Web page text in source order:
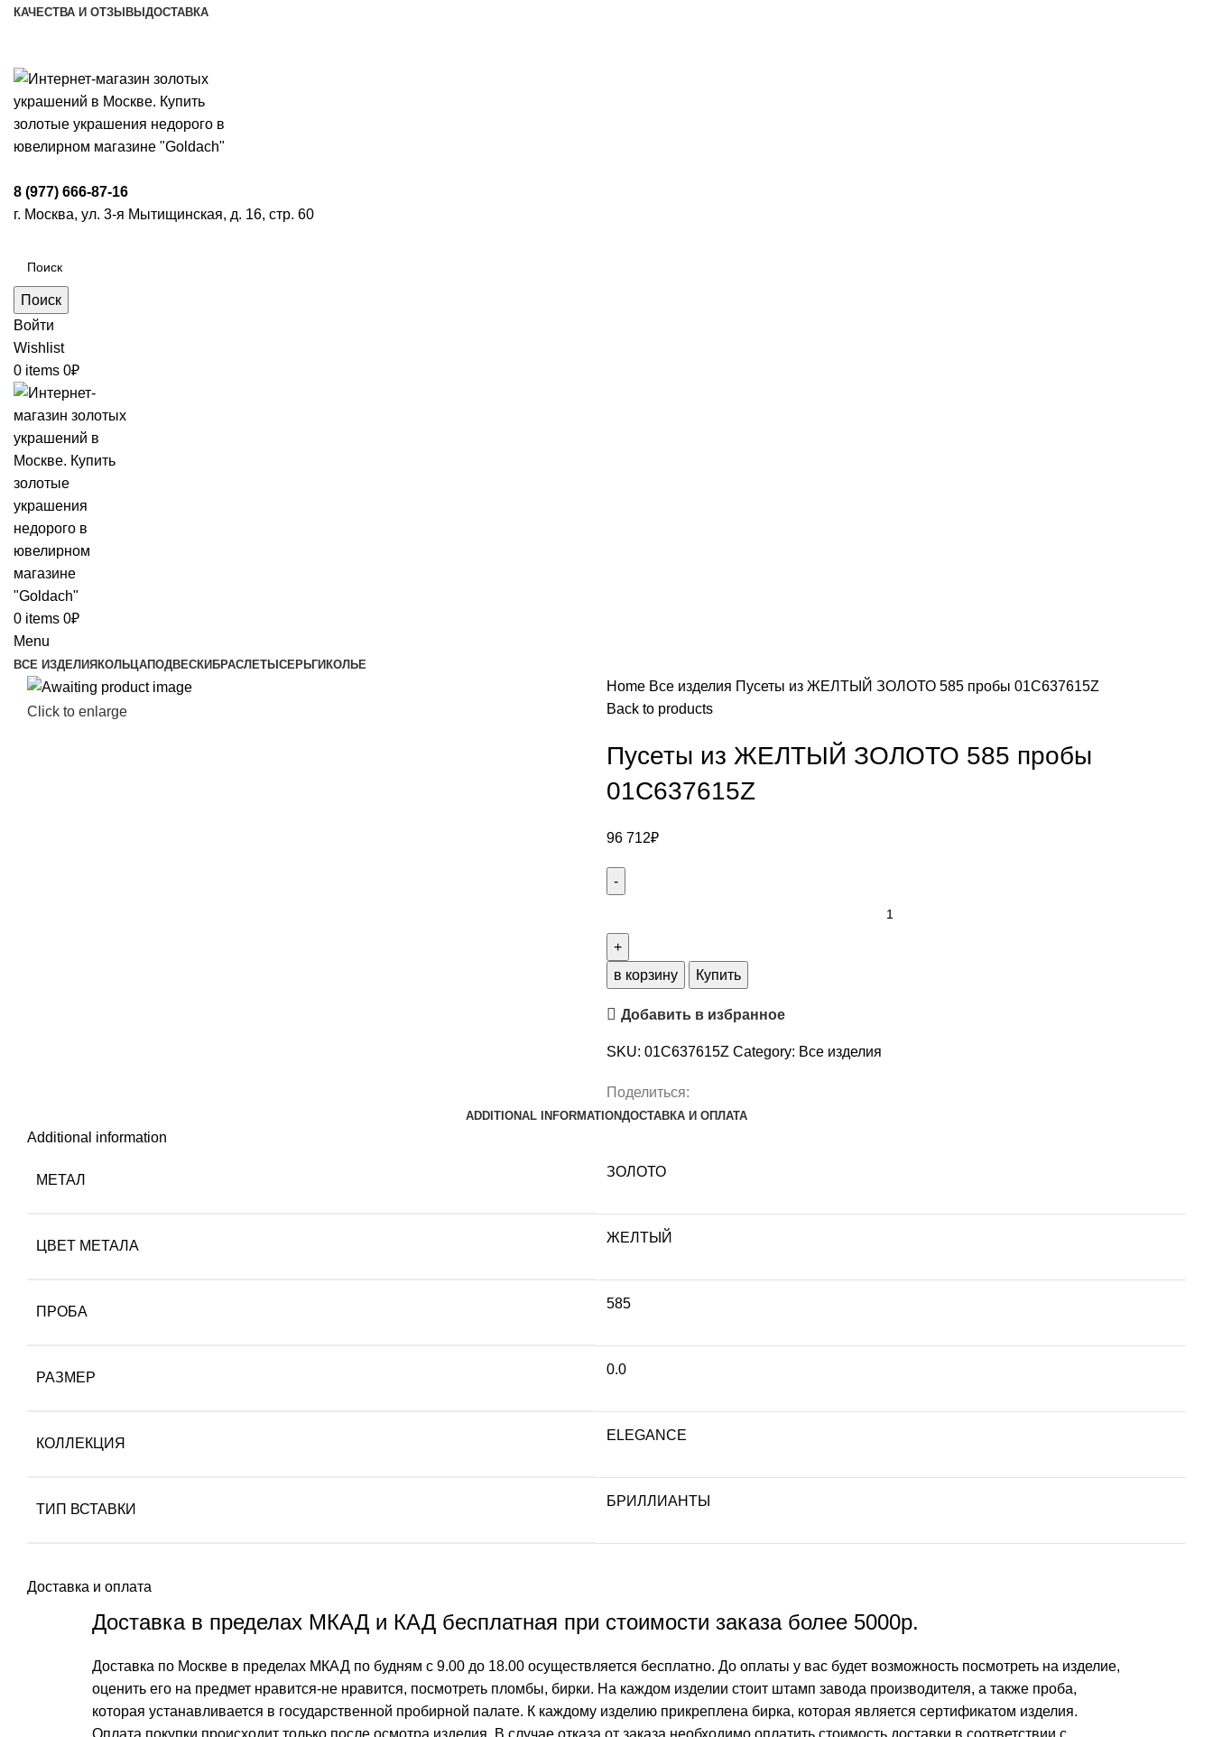
КАЧЕСТВА И ОТЗЫВЫ ДОСТАВКА
8 (977) 666-87-16
г. Москва, ул. 3-я Мытищинская, д. 16, стр. 60
Поиск
Войти
Wishlist
0 items 0₽
0 items 0₽
Menu
ВСЕ ИЗДЕЛИЯ КОЛЬЦАПОДВЕСКИ БРАСЛЕТЫ СЕРЬГИ КОЛЬЕ
Click to enlarge
Home Все изделия Пусеты из ЖЕЛТЫЙ ЗОЛОТО 585 пробы 01С637615Z
Back to products
Пусеты из ЖЕЛТЫЙ ЗОЛОТО 585 пробы
01С637615Z
96 712₽
в корзину Купить
Добавить в избранное
SKU: 01С637615Z Category: Все изделия
Поделиться:
ADDITIONAL INFORMATIONДОСТАВКА И ОПЛАТА
Additional information
МЕТАЛ
ЗОЛОТО
ЦВЕТ МЕТАЛА
ЖЕЛТЫЙ
ПРОБА
585
РАЗМЕР
0.0
КОЛЛЕКЦИЯ
ELEGANCE
ТИП ВСТАВКИ
БРИЛЛИАНТЫ
Доставка и оплата
Доставка в пределах МКАД и КАД бесплатная при стоимости заказа более 5000р.
Доставка по Москве в пределах МКАД по будням с 9.00 до 18.00 осуществляется бесплатно. До оплаты у вас будет возможность посмотреть на изделие,
оценить его на предмет нравится-не нравится, посмотреть пломбы, бирки. На каждом изделии стоит штамп завода производителя, а также проба,
которая устанавливается в государственной пробирной палате. К каждому изделию прикреплена бирка, которая является сертификатом изделия.
Оплата покупки происходит только после осмотра изделия. В случае отказа от заказа необходимо оплатить стоимость доставки в соответствии с